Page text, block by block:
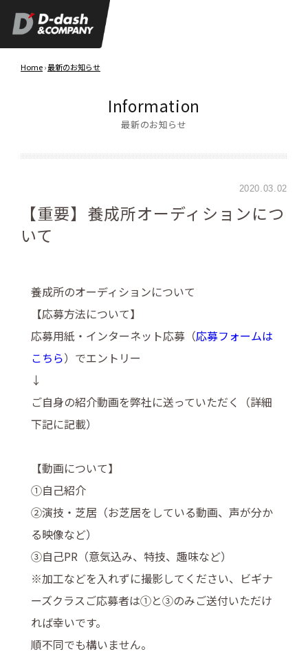
Home›最新のお知らせ
Information
最新のお知らせ
2020.03.02
【重要】養成所オーディションにつ
いて
養成所のオーディションについて
【応募方法について】
応募用紙・インターネット応募（応募フォームは
こちら）でエントリー
↓
ご自身の紹介動画を弊社に送っていただく（詳細
下記に記載）
【動画について】
①自己紹介
②演技・芝居（お芝居をしている動画、声が分か
る映像など）
③自己PR（意気込み、特技、趣味など）
※加工などを入れずに撮影してください、ビギナ
ーズクラスご応募者は①と③のみご送付いただけ
れば幸いです。
順不同でも構いません。